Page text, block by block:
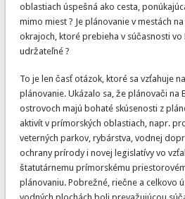
oblastiach úspešná ako cesta,
mimo miest ? Je plánovanie v mestách na
okrajoch, ktoré prebieha v súčasnosti vo
udržateľné ?
To je len časť otázok, ktoré sa vzťahuje
plánovanie. Ukázalo sa, že plánovači na
ostrovoch majú bohaté skúsenosti z
aktivít v prímorských oblastiach, napr.
veterných parkov, rybárstva, vodnej
ochrany prírody i novej legislatívy vo
štatutárnemu prímorskému
plánovaniu. Pobrežné, riečne a celkovo
vodných plochách boli prevažujúcou